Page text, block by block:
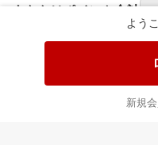
よう
新規
あなたはポイント 合計